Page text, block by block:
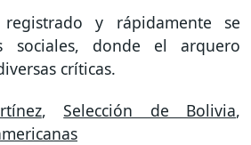
y rápidamente se
sociales, donde el arquero
críticas.
,Selección de Bolivia,